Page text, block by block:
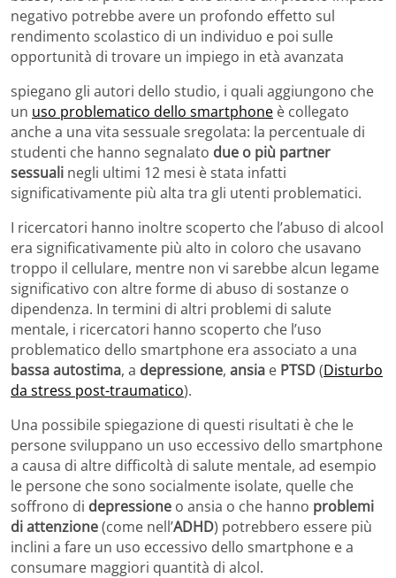
negativo potrebbe avere un profondo effetto sul
rendimento scolastico di un individuo e poi sulle
opportunità di trovare un impiego in età avanzata
spiegano gli autori dello studio, i quali aggiungono che
un uso problematico dello smartphone è collegato
anche a una vita sessuale sregolata: la percentuale di
studenti che hanno segnalato due o più partner
sessuali negli ultimi 12 mesi è stata infatti
significativamente più alta tra gli utenti problematici.
I ricercatori hanno inoltre scoperto che l’abuso di alcool
era significativamente più alto in coloro che usavano
troppo il cellulare, mentre non vi sarebbe alcun legame
significativo con altre forme di abuso di sostanze o
dipendenza. In termini di altri problemi di salute
mentale, i ricercatori hanno scoperto che l’uso
problematico dello smartphone era associato a una
bassa autostima, a depressione, ansia e PTSD(Disturbo
da stress post-traumatico).
Una possibile spiegazione di questi risultati è che le
persone sviluppano un uso eccessivo dello smartphone
a causa di altre difficoltà di salute mentale, ad esempio
le persone che sono socialmente isolate, quelle che
soffrono di depressione o ansia o che hanno problemi
di attenzione(come nell’ADHD) potrebbero essere più
inclini a fare un uso eccessivo dello smartphone e a
consumare maggiori quantità di alcol.